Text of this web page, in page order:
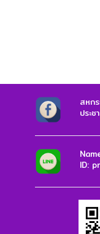
สหก
ประ
ID: